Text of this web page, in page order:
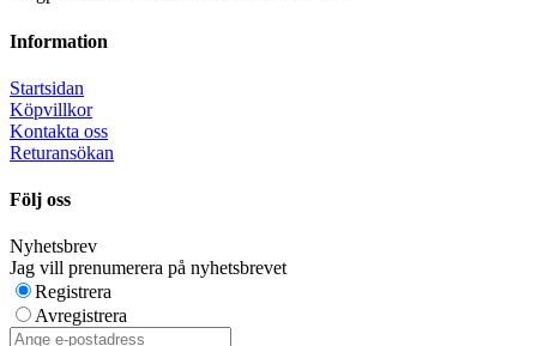
Information
Startsidan
Köpvillkor
Kontakta oss
Returansökan
Följ oss
Nyhetsbrev
Jag vill prenumerera på nyhetsbrevet
Registrera
Avregistrera